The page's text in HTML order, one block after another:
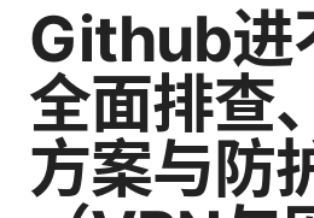
Github进
全面排查
方案与防